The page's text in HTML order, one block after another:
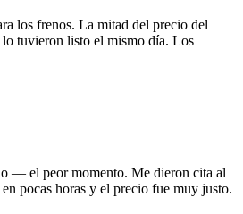
los frenos. La mitad del precio del
tuvieron listo el mismo día. Los
— el peor momento. Me dieron cita al
pocas horas y el precio fue muy justo.
los frenos. La mitad del precio del
tuvieron listo el mismo día. Los
— el peor momento. Me dieron cita al
pocas horas y el precio fue muy justo.